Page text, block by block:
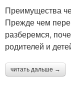
Преимущества
Прежде чем
разберемся,
родителей и
читать дальше →